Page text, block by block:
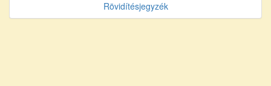
Rövidítésjegyzék